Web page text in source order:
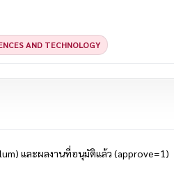
AND TECHNOLOGY
และผลงานที่อนุมัติแล้ว (approve=1)